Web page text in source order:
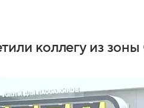
коллегу из